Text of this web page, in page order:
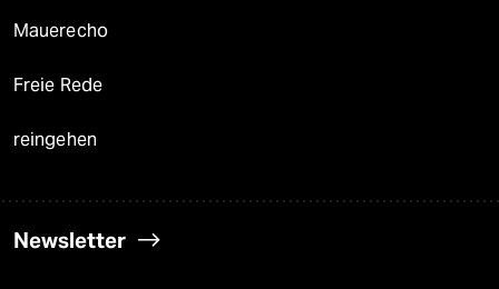
Mauerecho
Freie Rede
reingehen
Newsletter